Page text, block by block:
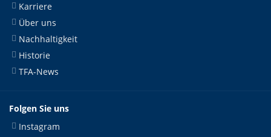
Karriere
Über uns
Nachhaltigkeit
Historie
TFA-News
Folgen Sie uns
Instagram